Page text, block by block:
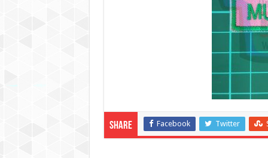
Share Facebook Twitter